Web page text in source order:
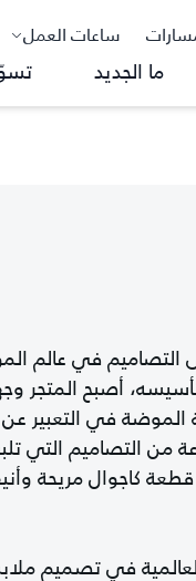
ساعات العمل
ما الجديد
في عالم
أصبح المتجر
في التعبير
من التصاميم التي
كاجوال مريحة
في تصميم